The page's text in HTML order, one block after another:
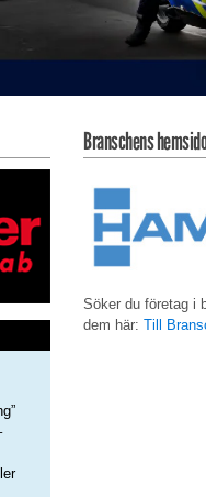
Branschens
Söker du företag i
dem här: Till